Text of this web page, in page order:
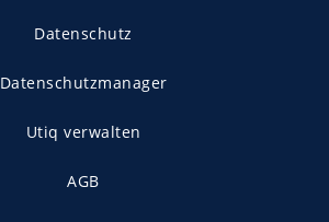
Datenschutz
Datenschutzmanager
Utiq verwalten
AGB